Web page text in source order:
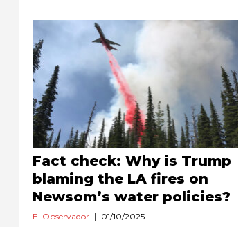
Fact check: Why is Trump
blaming the LA fires on
Newsom’s water policies?
El Observador 01/10/2025